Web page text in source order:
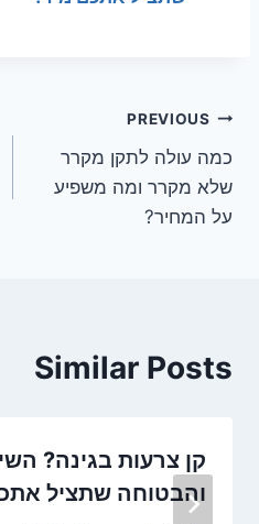
ניווט
PREVIOUS
כמה עולה לתקן מקרר
שלא מקרר ומה משפיע
על המחיר?
Similar Posts
קן צרעות בגינה?
והבטוחה שתציל